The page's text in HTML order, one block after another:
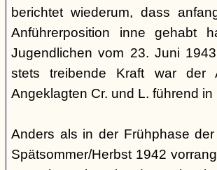
berichtet wiederum, dass
Anführerposition inne gehabt
Jugendlichen vom 23. Juni
stets treibende Kraft war der
Angeklagten Cr. und L. führend
Anders als in der Frühphase
Spätsommer/Herbst 1942